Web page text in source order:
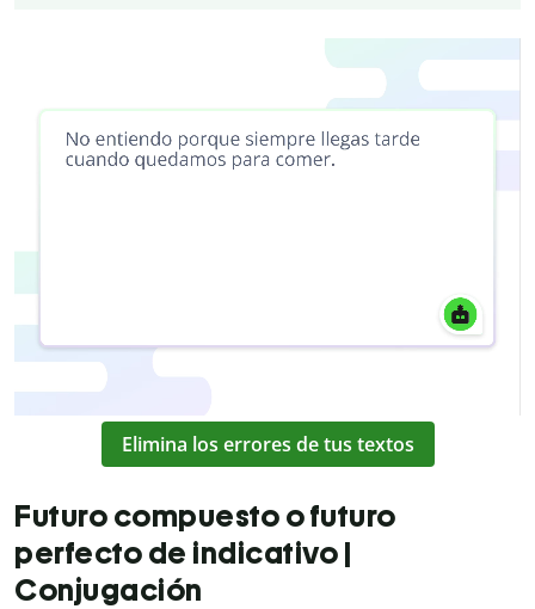
Elimina los errores de tus textos
Futuro compuesto o futuro
perfecto de indicativo |
Conjugación